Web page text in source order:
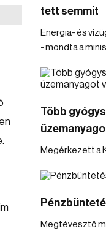
tett semmit
Energia- és
- mondta a
Több
Megérkezett a
Megtévesztő